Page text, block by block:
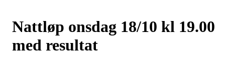
Nattløp onsdag 18/10 kl 19.00
med resultat